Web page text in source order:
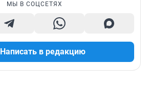
МЫ В СОЦСЕТЯХ
Написать в редакцию